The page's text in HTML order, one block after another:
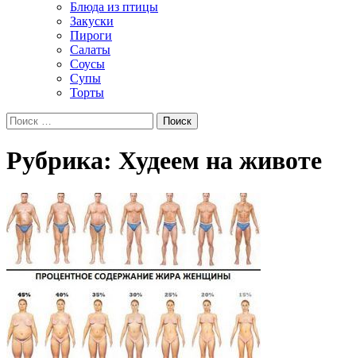
Блюда из птицы
Закуски
Пироги
Салаты
Соусы
Супы
Торты
Рубрика: Худеем на животе